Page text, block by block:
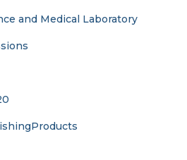
and Medical Laboratory